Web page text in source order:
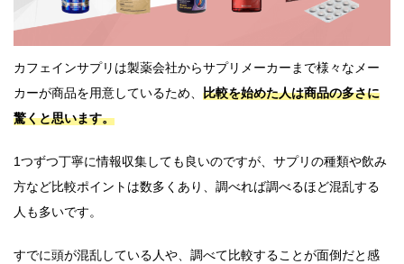
カフェインサプリは製薬会社からサプリメーカーまで様々なメー
カーが商品を用意しているため、 比較を始めた人は商品の多さに
驚くと思います。
1つずつ丁寧に情報収集しても良いのですが、サプリの種類や飲み
方など比較ポイントは数多くあり、調べれば調べるほど混乱する
人も多いです。
すでに頭が混乱している人や、調べて比較することが面倒だと感